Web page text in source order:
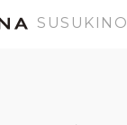
SUSUKINO